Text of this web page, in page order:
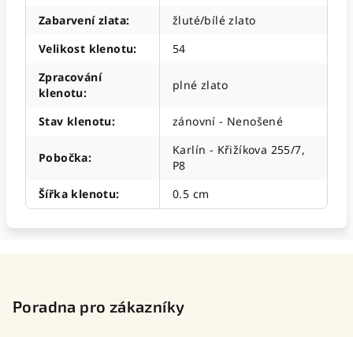
Zabarvení zlata:
žluté/bílé zlato
Velikost klenotu:
54
Zpracování
klenotu:
plné zlato
Stav klenotu: zánovní - Nenošené
Pobočka:
Karlín - Křižíkova 255/7,
P8
Šířka klenotu: 0.5 cm
Poradna pro zákazníky